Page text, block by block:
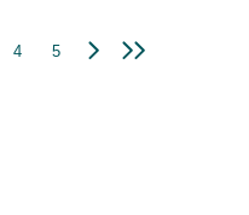
4 5